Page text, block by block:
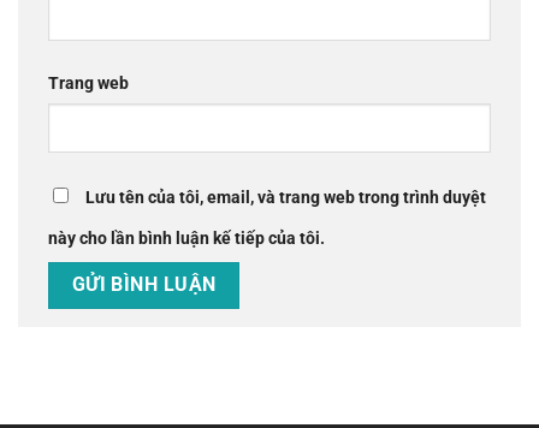
Trang web
Lưu tên của tôi, email, và trang web trong trình duyệt
này cho lần bình luận kế tiếp của tôi.